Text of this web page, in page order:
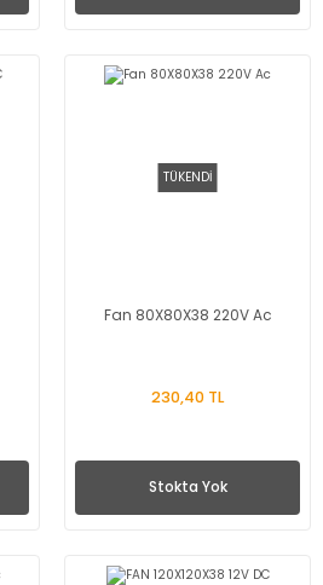
TÜKENDİ
Fan 80X80X38 220V Ac
230,40 TL
Stokta Yok